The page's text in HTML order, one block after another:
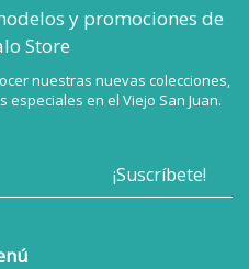
y promociones de
Store
nuestras nuevas colecciones,
en el Viejo San Juan.